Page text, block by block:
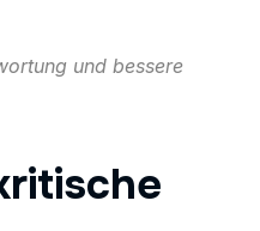
und bessere